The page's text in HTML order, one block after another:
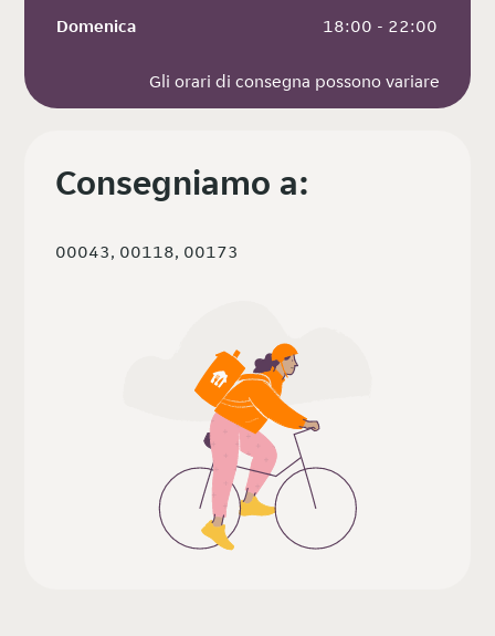
Domenica
18:00 - 22:00
Gli orari di consegna possono variare
Consegniamo a:
00043, 00118, 00173